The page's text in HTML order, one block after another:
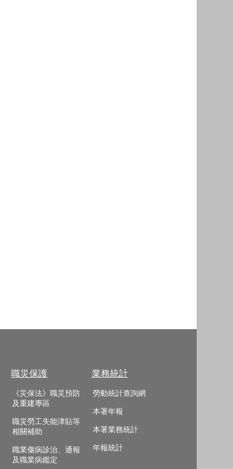
職災保護
《災保法》職災預防
及重建專區
職災勞工失能津貼等
相關補助
職業傷病診治、通報
及職業病鑑定
業務統計
勞動統計查詢網
本署年報
本署業務統計
年報統計